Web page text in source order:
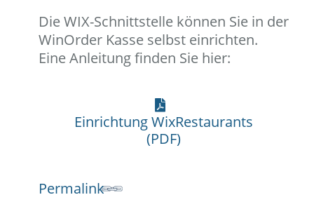
Die WIX-Schnittstelle können Sie in der
WinOrder Kasse selbst einrichten.
Eine Anleitung finden Sie hier:
Einrichtung WixRestaurants
(PDF)
Permalink